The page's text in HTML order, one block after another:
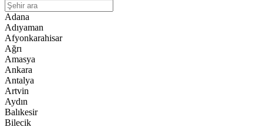
Adana
Adıyaman
Afyonkarahisar
Ağrı
Amasya
Ankara
Antalya
Artvin
Aydın
Balıkesir
Bilecik